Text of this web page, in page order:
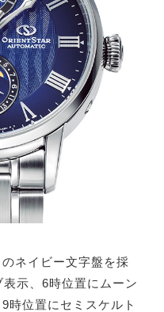
ネイビー文字盤を採
示、6時位置にムーン
時位置にセミスケルト